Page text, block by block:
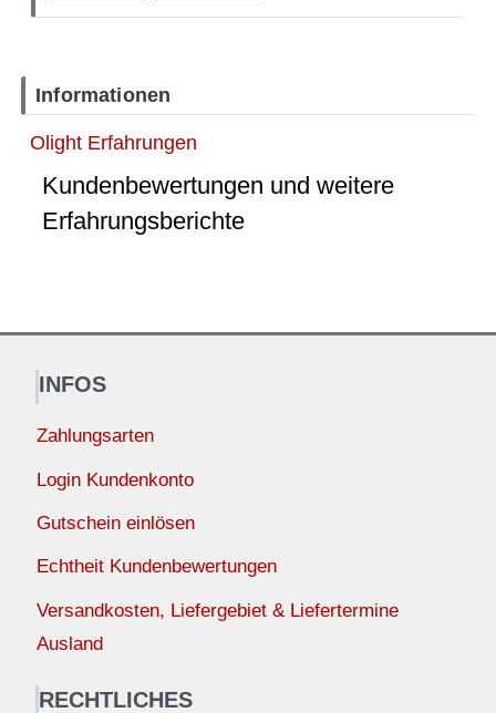
Informationen
Olight Erfahrungen
Kundenbewertungen und weitere
Erfahrungsberichte
INFOS
Zahlungsarten
Login Kundenkonto
Gutschein einlösen
Echtheit Kundenbewertungen
Versandkosten, Liefergebiet & Liefertermine
Ausland
RECHTLICHES